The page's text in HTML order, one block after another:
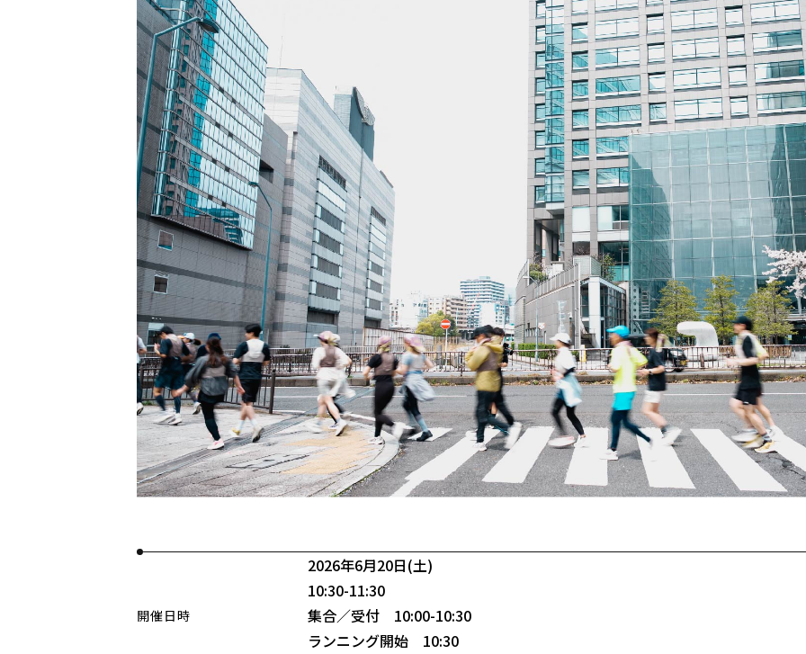
開催日時
2026年6月20日(土)
10:30-11:30
集合／受付 10:00-10:30
ランニング開始 10:30